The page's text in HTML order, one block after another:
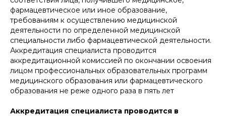
фармацевтическое или иное образование,
требованиям к осуществлению медицинской
деятельности по определенной медицинской
специальности либо фармацевтической деятельности.
Аккредитация специалиста проводится
аккредитационной комиссией по окончании освоения
лицом профессиональных образовательных программ
медицинского образования или фармацевтического
образования не реже одного раза в пять лет
Аккредитация специалиста проводится в